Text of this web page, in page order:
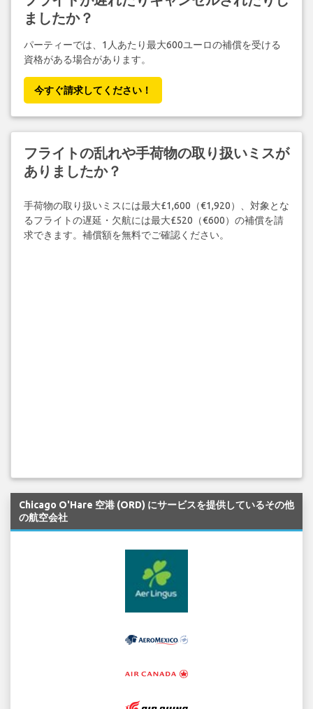
ましたか？
パーティーでは、1人あたり最大600ユーロの補償を受ける
資格がある場合があります。
今すぐ請求してください！
フライトの乱れや手荷物の取り扱いミスが
ありましたか？
手荷物の取り扱いミスには最大£1,600（€1,920）、対象とな
るフライトの遅延・欠航には最大£520（€600）の補償を請
求できます。補償額を無料でご確認ください。
Chicago O'Hare 空港 (ORD) にサービスを提供しているその他
の航空会社